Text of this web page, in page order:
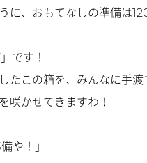
、おもてなしの準備は
です！
たこの箱を、みんなに手
咲かせてきますわ！
や！」